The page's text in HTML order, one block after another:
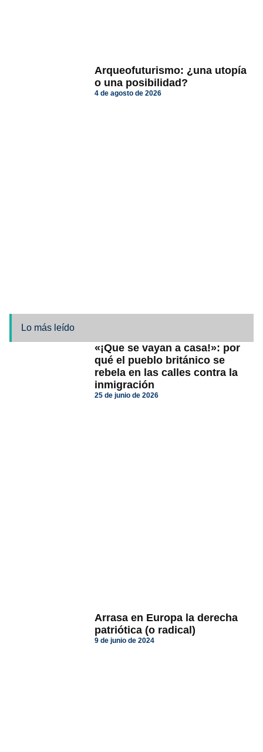
Arqueofuturismo: ¿una utopía
o una posibilidad?
4 de agosto de 2026
Lo más leído
«¡Que se vayan a casa!»: por
qué el pueblo británico se
rebela en las calles contra la
inmigración
25 de junio de 2026
Arrasa en Europa la derecha
patriótica (o radical)
9 de junio de 2024